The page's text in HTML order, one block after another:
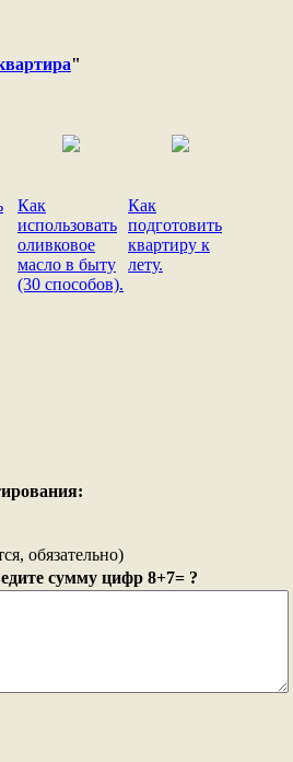
"
Как
использовать
оливковое
масло в быту
(30 способов).
Как
подготовить
квартиру к
лету.
обязательно)
сумму цифр 8+7= ?